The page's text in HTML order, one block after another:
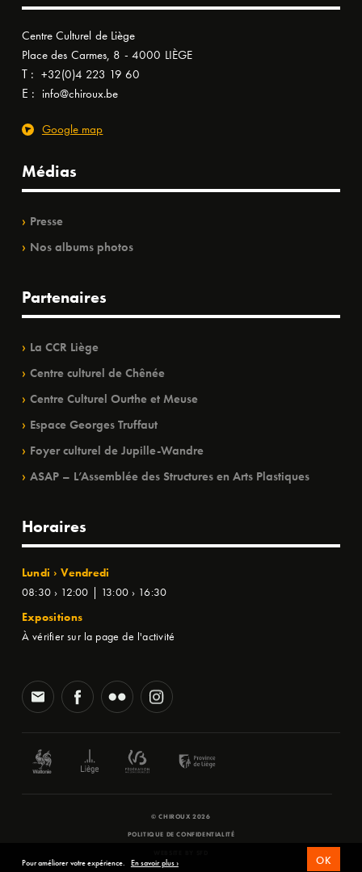
Centre Culturel de Liège
Place des Carmes, 8 - 4000 LIÈGE
T : +32(0)4 223 19 60
E : info@chiroux.be
Google map
Médias
Presse
Nos albums photos
Partenaires
La CCR Liège
Centre culturel de Chênée
Centre Culturel Ourthe et Meuse
Espace Georges Truffaut
Foyer culturel de Jupille-Wandre
ASAP – L’Assemblée des Structures en Arts Plastiques
Horaires
Lundi › Vendredi
08:30 › 12:00 | 13:00 › 16:30
Expositions
À vérifier sur la page de l'activité
© CHIROUX 2026
POLITIQUE DE CONFIDENTIALITÉ
Pour améliorer votre expérience. En savoir plus › OK